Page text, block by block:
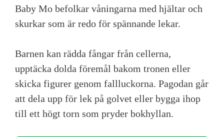
Baby Mo befolkar våningarna med hjältar och
skurkar som är redo för spännande lekar.
Barnen kan rädda fångar från cellerna,
upptäcka dolda föremål bakom tronen eller
skicka figurer genom fallluckorna. Pagodan går
att dela upp för lek på golvet eller bygga ihop
till ett högt torn som pryder bokhyllan.